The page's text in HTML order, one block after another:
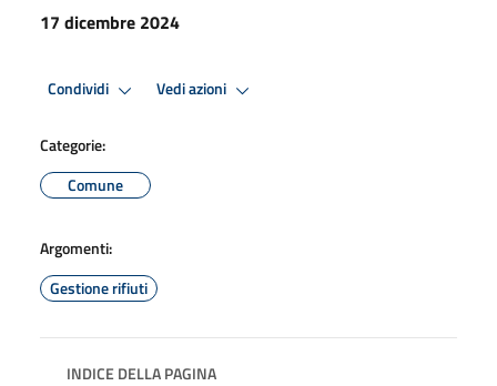
17 dicembre 2024
Condividi Vedi azioni
Categorie:
Comune
Argomenti:
Gestione rifiuti
INDICE DELLA PAGINA